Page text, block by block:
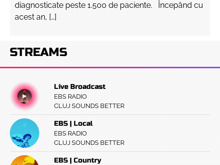
diagnosticate peste 1.500 de paciente. Începând cu
acest an, […]
STREAMS
Live Broadcast
EBS RADIO
CLUJ SOUNDS BETTER
EBS | Local
EBS RADIO
CLUJ SOUNDS BETTER
EBS | Country